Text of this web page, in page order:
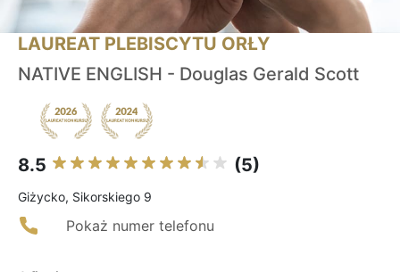
LAUREAT PLEBISCYTU ORŁY
NATIVE ENGLISH - Douglas Gerald Scott
8.5 (5)
Giżycko, Sikorskiego 9
Pokaż numer telefonu